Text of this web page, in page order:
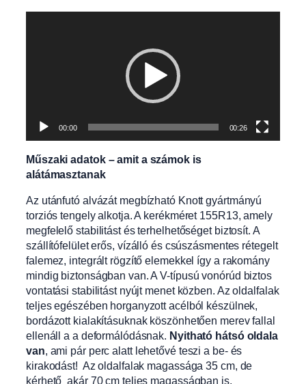
00:00 00:26
Műszaki adatok – amit a számok is
alátámasztanak
Az utánfutó alvázát megbízható Knott gyártmányú
torziós tengely alkotja. A kerékméret 155R13, amely
megfelelő stabilitást és terhelhetőséget biztosít. A
szállítófelület erős, vízálló és csúszásmentes rétegelt
falemez, integrált rögzítő elemekkel így a rakomány
mindig biztonságban van. A V-típusú vonórúd biztos
vontatási stabilitást nyújt menet közben. Az oldalfalak
teljes egészében horganyzott acélból készülnek,
bordázott kialakításuknak köszönhetően merev fallal
ellenáll a a deformálódásnak. Nyitható hátsó oldala
van, ami pár perc alatt lehetővé teszi a be- és
kirakodást! Az oldalfalak magassága 35 cm, de
kérhető akár 70 cm teljes magasságban is.